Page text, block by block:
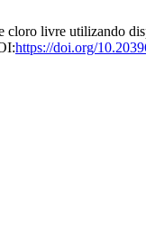
cloro livre utilizando
https://doi.org/